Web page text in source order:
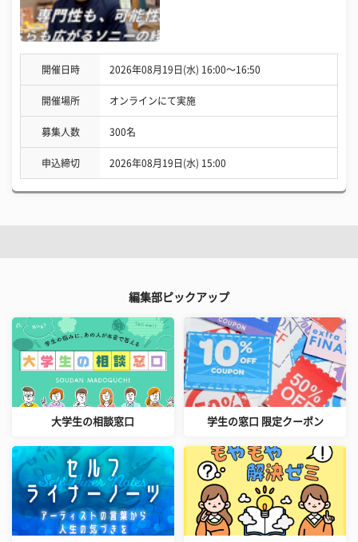
開催日時 2026年08月19日(水) 16:00〜16:50
開催場所 オンラインにて実施
募集人数 300名
申込締切 2026年08月19日(水) 15:00
編集部ピックアップ
大学生の相談窓口 学生の窓口 限定クーポン